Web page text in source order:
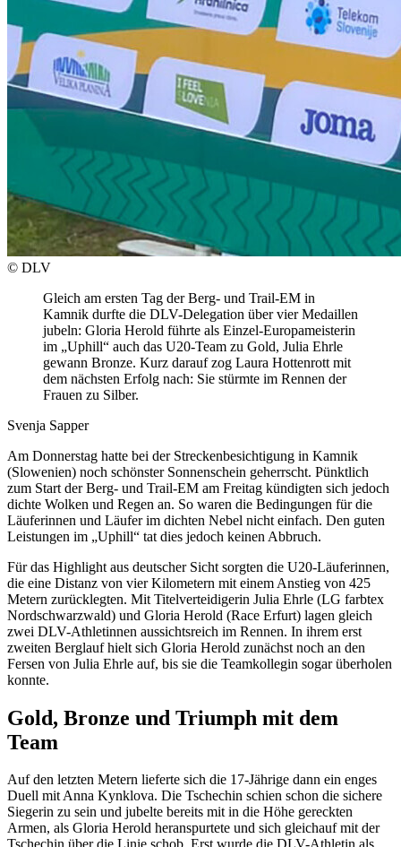
© DLV
Gleich am ersten Tag der Berg- und Trail-EM in
Kamnik durfte die DLV-Delegation über vier Medaillen
jubeln: Gloria Herold führte als Einzel-Europameisterin
im „Uphill“ auch das U20-Team zu Gold, Julia Ehrle
gewann Bronze. Kurz darauf zog Laura Hottenrott mit
dem nächsten Erfolg nach: Sie stürmte im Rennen der
Frauen zu Silber.
Svenja Sapper
Am Donnerstag hatte bei der Streckenbesichtigung in Kamnik
(Slowenien) noch schönster Sonnenschein geherrscht. Pünktlich
zum Start der Berg- und Trail-EM am Freitag kündigten sich jedoch
dichte Wolken und Regen an. So waren die Bedingungen für die
Läuferinnen und Läufer im dichten Nebel nicht einfach. Den guten
Leistungen im „Uphill“ tat dies jedoch keinen Abbruch.
Für das Highlight aus deutscher Sicht sorgten die U20-Läuferinnen,
die eine Distanz von vier Kilometern mit einem Anstieg von 425
Metern zurücklegten. Mit Titelverteidigerin Julia Ehrle (LG farbtex
Nordschwarzwald) und Gloria Herold (Race Erfurt) lagen gleich
zwei DLV-Athletinnen aussichtsreich im Rennen. In ihrem erst
zweiten Berglauf hielt sich Gloria Herold zunächst noch an den
Fersen von Julia Ehrle auf, bis sie die Teamkollegin sogar überholen
konnte.
Gold, Bronze und Triumph mit dem
Team
Auf den letzten Metern lieferte sich die 17-Jährige dann ein enges
Duell mit Anna Kynklova. Die Tschechin schien schon die sichere
Siegerin zu sein und jubelte bereits mit in die Höhe gereckten
Armen, als Gloria Herold heranspurtete und sich gleichauf mit der